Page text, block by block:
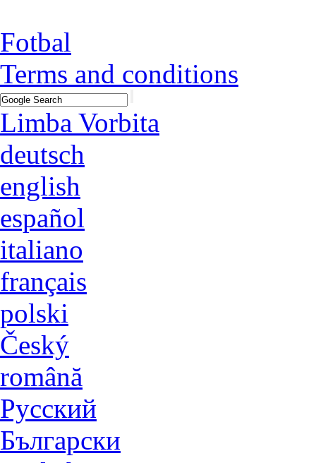
Fotbal
Terms and conditions
Limba Vorbita
deutsch
english
español
italiano